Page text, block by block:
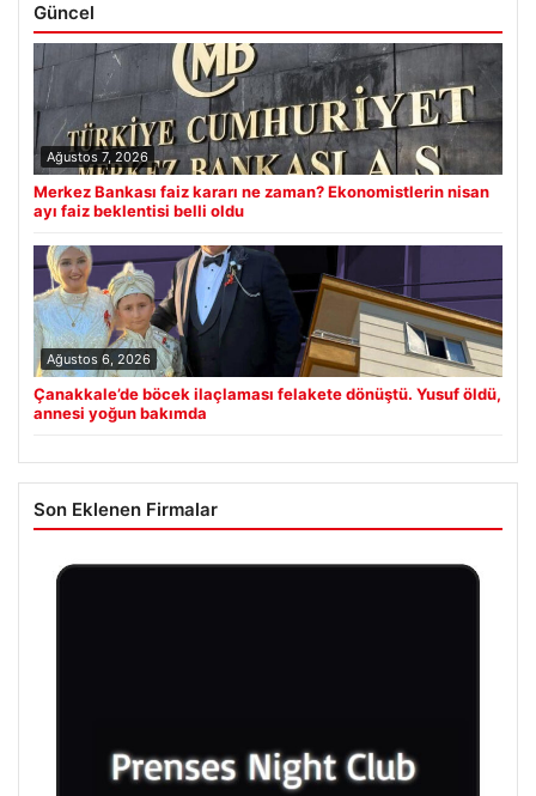
Güncel
Ağustos 7, 2026
Merkez Bankası faiz kararı ne zaman? Ekonomistlerin nisan
ayı faiz beklentisi belli oldu
Ağustos 6, 2026
Çanakkale’de böcek ilaçlaması felakete dönüştü. Yusuf öldü,
annesi yoğun bakımda
Son Eklenen Firmalar